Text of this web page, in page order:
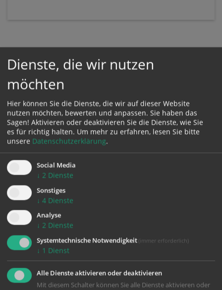
Karte:
Zustimmung erforderlich!
Bitte akzeptieren Sie
Cookies von Google Mapsund
laden Sie
die Seite neu , um diesen Inhalt sehen zu können.
Dienste, die wir nutzen
möchten
Hier können Sie die Dienste, die wir auf dieser Website
nutzen möchten, bewerten und anpassen. Sie haben das
Sagen! Aktivieren oder deaktivieren Sie die Dienste, wie Sie
es für richtig halten. Um mehr zu erfahren, lesen Sie bitte
unsere Datenschutzerklärung.
Social Media
↓ 2 Dienste
Sonstiges
↓ 4 Dienste
Analyse
↓ 2 Dienste
Systemtechnische Notwendigkeit (immer erforderlich)
↓ 1 Dienst
Alle Dienste aktivieren oder deaktivieren
Mit diesem Schalter können Sie alle Dienste aktivieren oder